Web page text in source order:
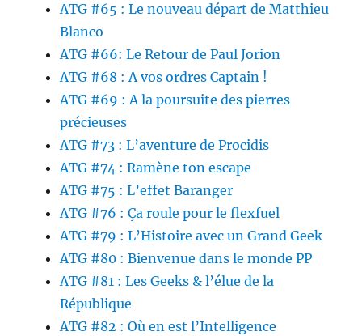
ATG #65 : Le nouveau départ de Matthieu
Blanco
ATG #66: Le Retour de Paul Jorion
ATG #68 : A vos ordres Captain !
ATG #69 : A la poursuite des pierres
précieuses
ATG #73 : L’aventure de Procidis
ATG #74 : Ramène ton escape
ATG #75 : L’effet Baranger
ATG #76 : Ça roule pour le flexfuel
ATG #79 : L’Histoire avec un Grand Geek
ATG #80 : Bienvenue dans le monde PP
ATG #81 : Les Geeks & l’élue de la
République
ATG #82 : Où en est l’Intelligence